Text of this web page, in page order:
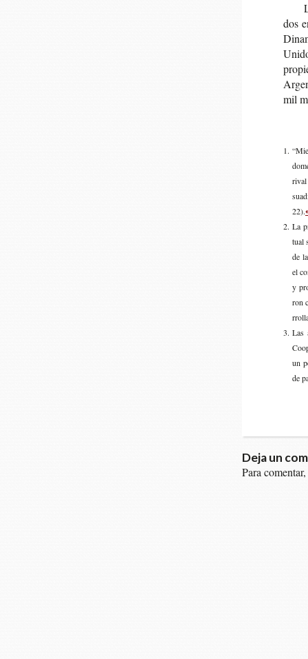
dos
mil
rival
22).
La
tual
de
el
y
ron
Las
un
de
Deja un
Para